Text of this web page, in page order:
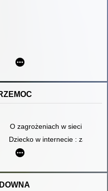
O zagrożeniach w sieci
Dziecko w internecie :